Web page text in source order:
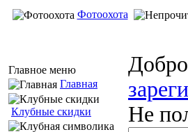
Фотоохота
Главное меню
Главная
Клубные скидки
Не